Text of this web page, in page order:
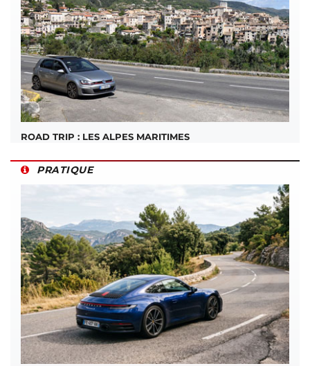
ROAD TRIP : LES ALPES MARITIMES
PRATIQUE